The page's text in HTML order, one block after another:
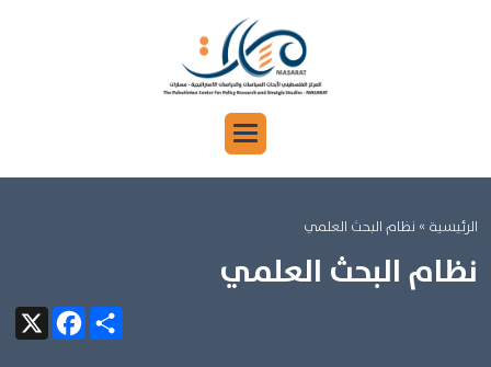
الرئيسية » نظام البحث العلمي
نظام البحث العلمي
X
FacebookShare